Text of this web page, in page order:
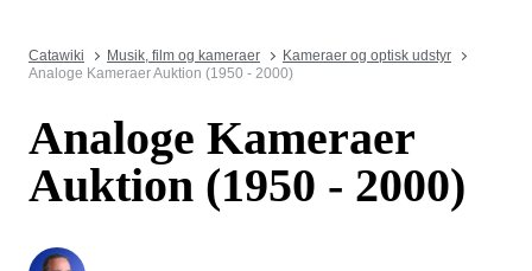
Catawiki Musik, film og kameraer
Kameraer og optisk udstyr
Analoge Kameraer Auktion (1950 - 2000)
Analoge Kameraer
Auktion (1950 - 2000)